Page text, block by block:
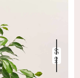
65 см